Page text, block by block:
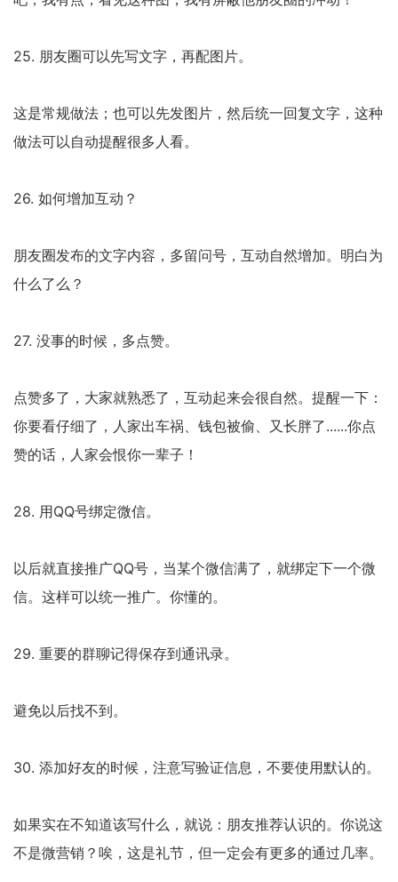
25. 朋友圈可以先写文字，再配图片。
这是常规做法；也可以先发图片，然后统一回复文字，这种
做法可以自动提醒很多人看。
26. 如何增加互动？
朋友圈发布的文字内容，多留问号，互动自然增加。明白为
什么了么？
27. 没事的时候，多点赞。
点赞多了，大家就熟悉了，互动起来会很自然。提醒一下：
你要看仔细了，人家出车祸、钱包被偷、又长胖了......你点
赞的话，人家会恨你一辈子！
28. 用QQ号绑定微信。
以后就直接推广QQ号，当某个微信满了，就绑定下一个微
信。这样可以统一推广。你懂的。
29. 重要的群聊记得保存到通讯录。
避免以后找不到。
30. 添加好友的时候，注意写验证信息，不要使用默认的。
如果实在不知道该写什么，就说：朋友推荐认识的。你说这
不是微营销？唉，这是礼节，但一定会有更多的通过几率。